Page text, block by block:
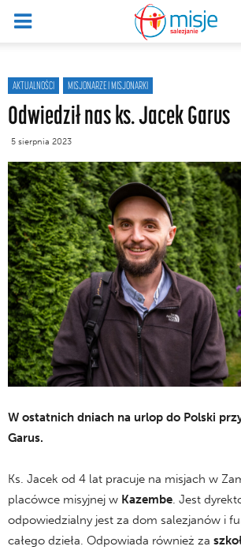
AKTUALNOŚCI MISJONARZE I MISJONARKI
Odwiedził nas ks. Jacek Garus
5 sierpnia 2023
W ostatnich dniach na urlop do Polski
Garus.
Ks. Jacek od 4 lat pracuje na misjach w
placówce misyjnej w Kazembe. Jest
odpowiedzialny jest za dom salezjanów i
całego dzieła. Odpowiada również za